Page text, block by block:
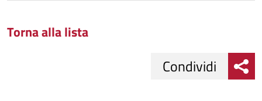
Torna alla lista
Condividi